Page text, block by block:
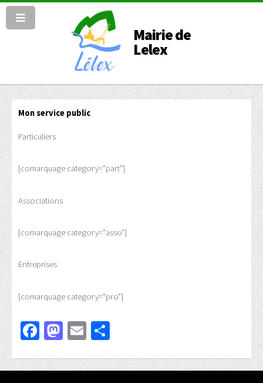
Mairie de
Lelex
Mon service public
Particuliers
[comarquage category="part"]
Associations
[comarquage category="asso"]
Entreprises
[comarquage category="pro"]
Facebook
Mastodon
Email